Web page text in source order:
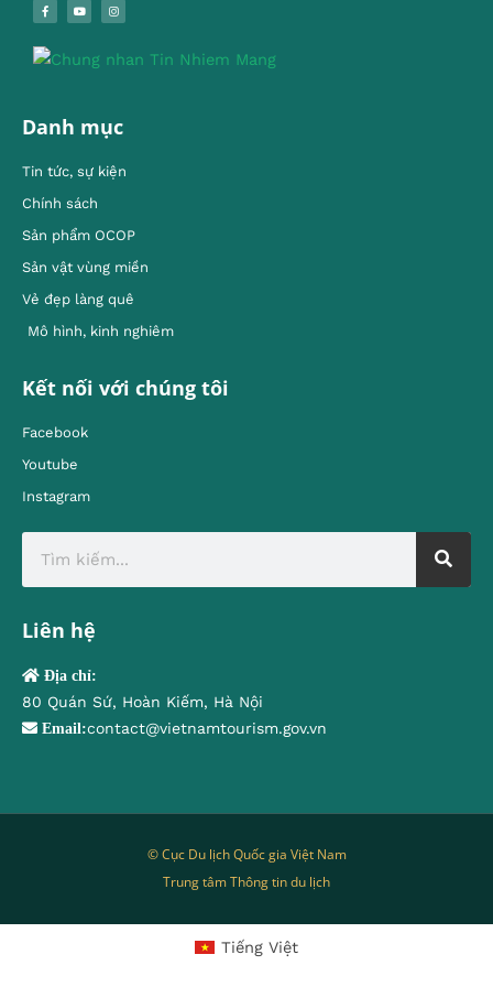
Danh mục
Tin tức, sự kiện
Chính sách
Sản phẩm OCOP
Sản vật vùng miền
Vẻ đẹp làng quê
Mô hình, kinh nghiêm
Kết nối với chúng tôi
Facebook
Youtube
Instagram
Liên hệ
Địa chỉ:
80 Quán Sứ, Hoàn Kiếm, Hà Nội
Email:contact@vietnamtourism.gov.vn
© Cục Du lịch Quốc gia Việt Nam
Trung tâm Thông tin du lịch
Tiếng Việt